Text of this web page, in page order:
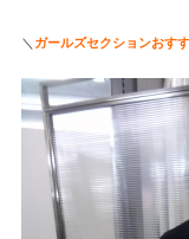
＼ ガールズセクションおす